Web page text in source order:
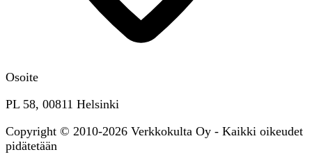
Osoite
PL 58, 00811 Helsinki
Copyright © 2010-2026 Verkkokulta Oy - Kaikki oikeudet
pidätetään